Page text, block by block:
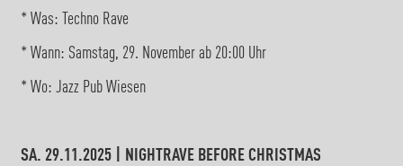
* Was: Techno Rave
* Wann: Samstag, 29. November ab 20:00 Uhr
* Wo: Jazz Pub Wiesen
SA. 29.11.2025 | NIGHTRAVE BEFORE CHRISTMAS